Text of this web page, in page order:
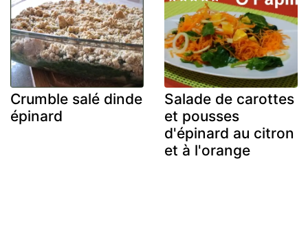
Crumble salé dinde
épinard
Salade de carottes
et pousses
d'épinard au citron
et à l'orange